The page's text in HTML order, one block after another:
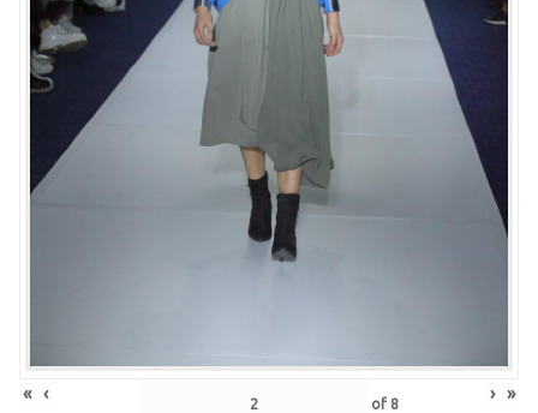
« ‹ of 8 › »